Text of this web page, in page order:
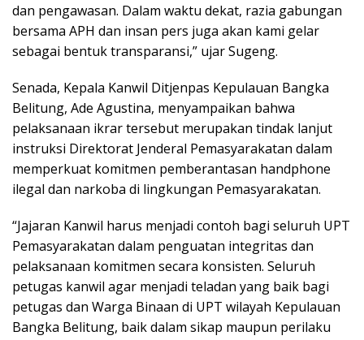
dan pengawasan. Dalam waktu dekat, razia gabungan
bersama APH dan insan pers juga akan kami gelar
sebagai bentuk transparansi,” ujar Sugeng.
Senada, Kepala Kanwil Ditjenpas Kepulauan Bangka
Belitung, Ade Agustina, menyampaikan bahwa
pelaksanaan ikrar tersebut merupakan tindak lanjut
instruksi Direktorat Jenderal Pemasyarakatan dalam
memperkuat komitmen pemberantasan handphone
ilegal dan narkoba di lingkungan Pemasyarakatan.
“Jajaran Kanwil harus menjadi contoh bagi seluruh UPT
Pemasyarakatan dalam penguatan integritas dan
pelaksanaan komitmen secara konsisten. Seluruh
petugas kanwil agar menjadi teladan yang baik bagi
petugas dan Warga Binaan di UPT wilayah Kepulauan
Bangka Belitung, baik dalam sikap maupun perilaku